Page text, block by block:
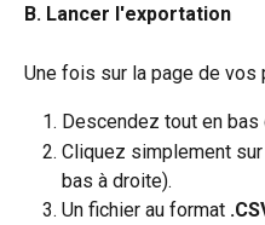
B. Lancer l'exportation
Une fois sur la page de vos
Descendez tout en bas
Cliquez simplement
bas à droite).
Un fichier au format